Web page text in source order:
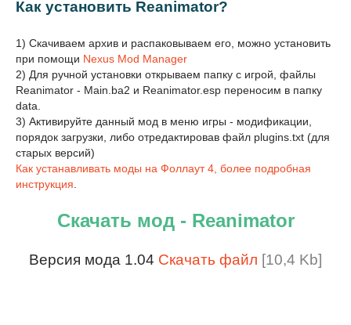
Как установить Reanimator?
1) Скачиваем архив и распаковываем его, можно установить
при помощи Nexus Mod Manager
2) Для ручной установки открываем папку с игрой, файлы
Reanimator - Main.ba2 и Reanimator.esp переносим в папку
data.
3) Активируйте данный мод в меню игры - модификации,
порядок загрузки, либо отредактировав файл plugins.txt (для
старых версий)
Как устанавливать моды на Фоллаут 4, более подробная
инструкция.
Скачать мод - Reanimator
Версия мода 1.04 Скачать файл [10,4 Kb]